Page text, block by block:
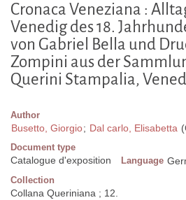
Cronaca Veneziana :
Venedig des 18.
von Gabriel Bella und
Zompini aus der
Querini Stampalia,
Author
Busetto, Giorgio; Dal carlo, Elisabetta
Document type
Catalogue d'exposition Language
Collection
Collana Queriniana ; 12.